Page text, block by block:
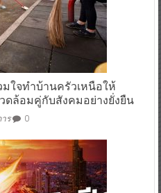
ใจทำบ้านครัวเหนือให้
ดล้อมคู่กับสังคมอย่างยั่งยืน
ร 0